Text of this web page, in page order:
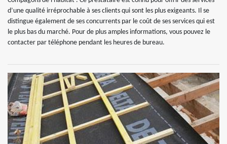
d’une qualité irréprochable à ses clients qui sont les plus exigeants. Il se
distingue également de ses concurrents par le coût de ses services qui est
le plus bas du marché. Pour de plus amples informations, vous pouvez le
contacter par téléphone pendant les heures de bureau.